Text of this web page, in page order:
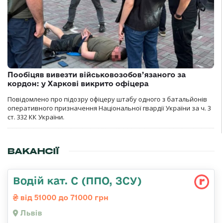
Пообіцяв вивезти військовозобов’язаного за
кордон: у Харкові викрито офіцера
Повідомлено про підозру офіцеру штабу одного з батальйонів
оперативного призначення Національної гвардії України за ч. 3
ст. 332 КК України.
ВАКАНСІЇ
Водій кат. С (ППО, ЗСУ)
від 51000 до 71000 грн
Львів